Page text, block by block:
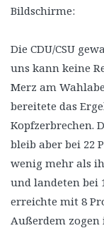
Bildschirme:
Die CDU/CSU
uns kann keine
Merz am
bereitete das
Kopfzerbrechen.
bleib aber bei 22
wenig mehr als
und landeten bei
erreichte mit 8
Außerdem